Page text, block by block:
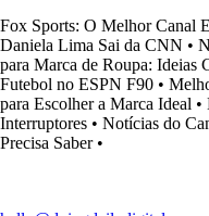
Fox Sports: O Melhor Canal
Daniela Lima Sai da CNN •
para Marca de Roupa: Ideias
Futebol no ESPN F90 •
para Escolher a Marca Ideal •
Interruptores • Notícias do
Precisa Saber•